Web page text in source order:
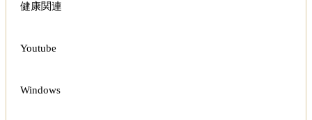
健康関連
Youtube
Windows